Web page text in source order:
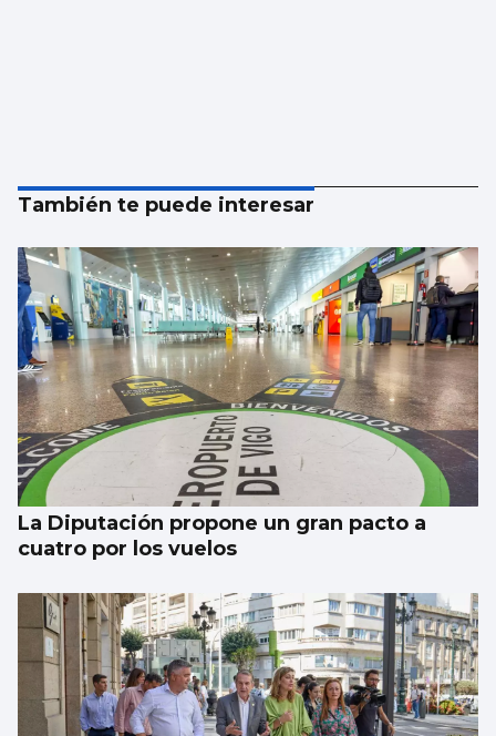
También te puede interesar
La Diputación propone un gran pacto a
cuatro por los vuelos